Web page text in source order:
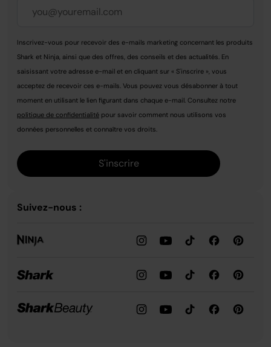
Inscrivez-vous pour recevoir des e-mails marketing concernant les produits
Shark et Ninja, ainsi que des offres, des conseils et des actualités. En
saisissant votre adresse e-mail et en cliquant sur « S'inscrire », vous
acceptez de recevoir ces e-mails. Vous pouvez vous désabonner à tout
moment en utilisant le lien figurant dans chaque e-mail. Consultez notre
politique de confidentialité pour savoir comment nous utilisons vos
données personnelles et connaître vos droits.
S'inscrire
Suivez-nous :